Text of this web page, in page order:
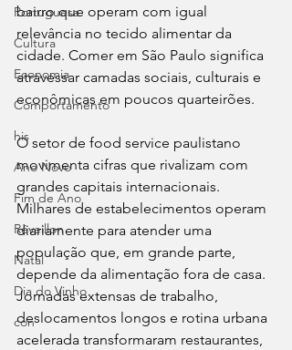
Portuguesa
Cultura
Economia
Comportamento
his
Ano Novo
Fim de Ano
Réveillon
Natal
Dia do Vinho
con
bairro que operam com igual
relevância no tecido alimentar da
cidade. Comer em São Paulo significa
atravessar camadas sociais, culturais e
econômicas em poucos quarteirões.
O setor de food service paulistano
movimenta cifras que rivalizam com
grandes capitais internacionais.
Milhares de estabelecimentos operam
diariamente para atender uma
população que, em grande parte,
depende da alimentação fora de casa.
Jornadas extensas de trabalho,
deslocamentos longos e rotina urbana
acelerada transformaram restaurantes,